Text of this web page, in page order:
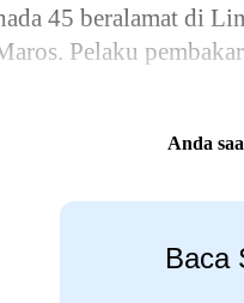
45 beralamat di
Pelaku
Anda
Baca